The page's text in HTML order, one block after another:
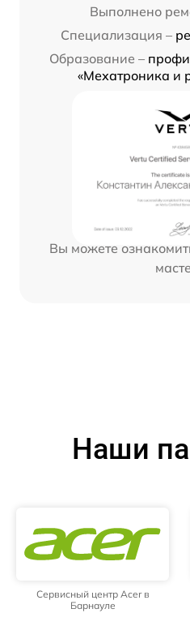
Выполнено
Специализация –
Образование –
«Мехатроника и
Вы можете
Наши
Сервисный центр Acer в
Барнауле